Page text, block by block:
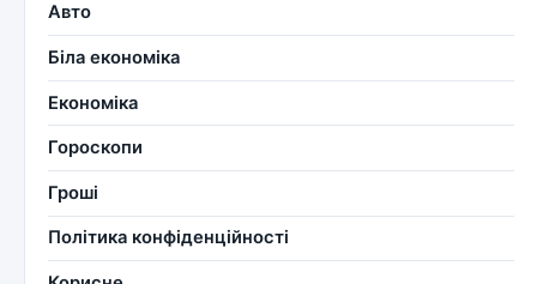
Авто
Біла економіка
Економіка
Гороскопи
Гроші
Політика конфіденційності